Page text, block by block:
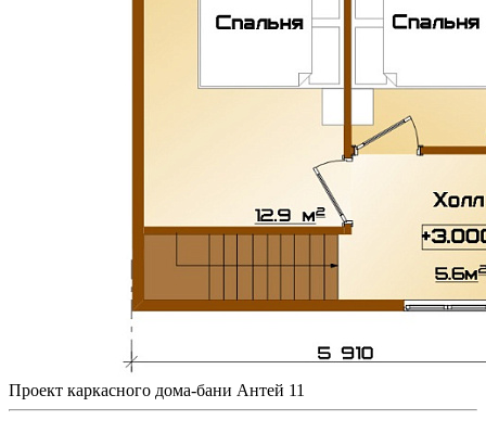
Проект каркасного дома-бани Антей 11